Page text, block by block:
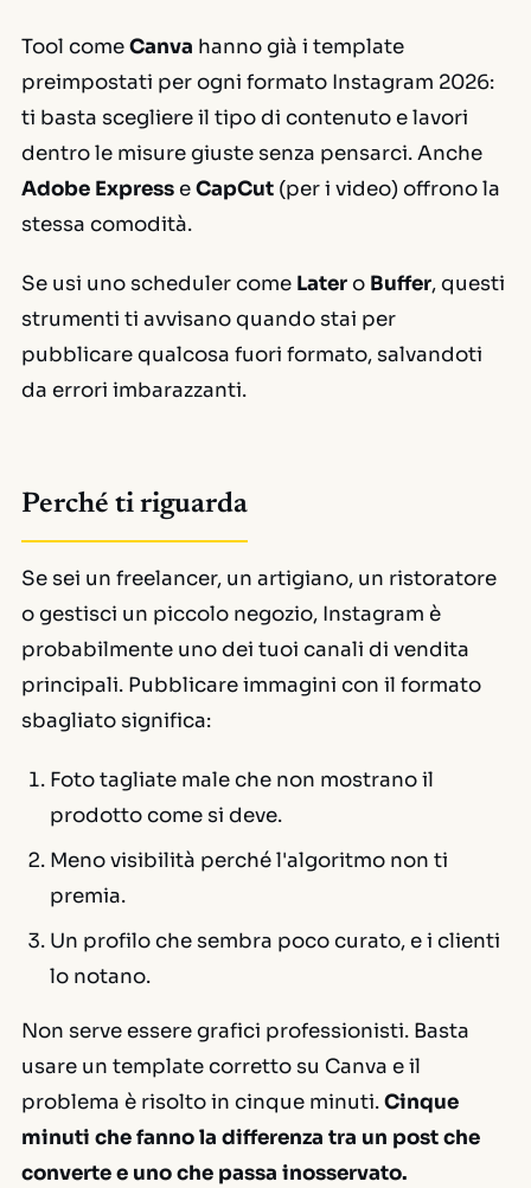
Tool comeCanva hanno già i template
preimpostati per ogni formato Instagram 2026:
ti basta scegliere il tipo di contenuto e lavori
dentro le misure giuste senza pensarci. Anche
Adobe ExpresseCapCut (per i video) offrono la
stessa comodità.
Se usi unoschedulercome Latero Buffer, questi
strumenti ti avvisano quando stai per
pubblicare qualcosa fuori formato, salvandoti
da errori imbarazzanti.
Perché ti riguarda
Se sei un freelancer, un artigiano, un ristoratore
o gestisci un piccolo negozio, Instagram è
probabilmente uno dei tuoi canali di vendita
principali. Pubblicare immagini con il formato
sbagliato significa:
Foto tagliate male che non mostrano il
prodotto come si deve.
Meno visibilità perché l'algoritmo non ti
premia.
Un profilo che sembra poco curato, e i clienti
lo notano.
Non serve essere grafici professionisti. Basta
usare un template corretto su Canva e il
problema è risolto in cinque minuti.Cinque
minuti che fanno la differenza tra un post che
converte e uno che passa inosservato.